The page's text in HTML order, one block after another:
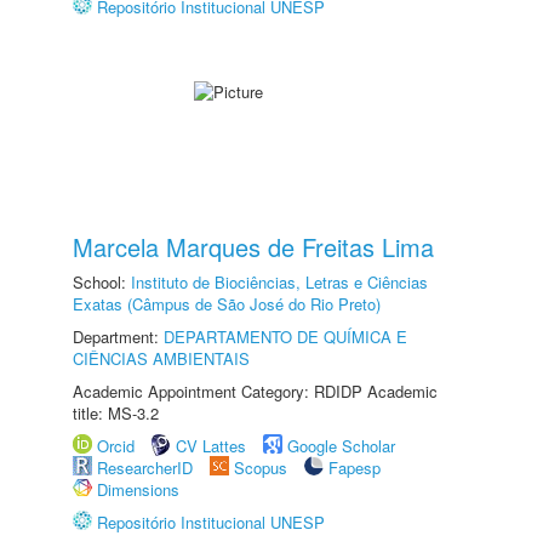
Repositório Institucional UNESP
Marcela Marques de Freitas Lima
School: Instituto de Biociências, Letras e Ciências
Exatas (Câmpus de São José do Rio Preto)
Department: DEPARTAMENTO DE QUÍMICA E
CIÊNCIAS AMBIENTAIS
Academic Appointment Category: RDIDP Academic
title: MS-3.2
Orcid
CV Lattes
Google Scholar
ResearcherID
Scopus
Fapesp
Dimensions
Repositório Institucional UNESP